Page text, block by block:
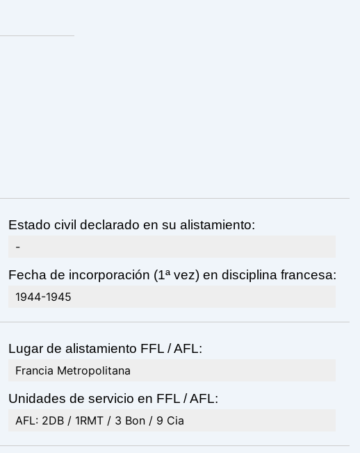
Estado civil declarado en su alistamiento:
-
Fecha de incorporación (1ª vez) en disciplina francesa:
1944-1945
Lugar de alistamiento FFL / AFL:
Francia Metropolitana
Unidades de servicio en FFL / AFL:
AFL: 2DB / 1RMT / 3 Bon / 9 Cia